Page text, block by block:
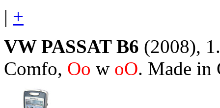
| +
VW PASSAT B6 (2008),
Comfo, Oo w oO. Made in